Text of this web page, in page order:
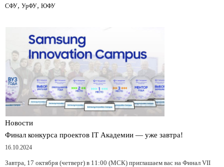
СФУ, УрФУ, ЮФУ
Новости
Финал конкурса проектов IT Академии — уже завтра!
16.10.2024
Завтра, 17 октября (четверг) в 11:00 (МСК) приглашаем вас на Финал VII